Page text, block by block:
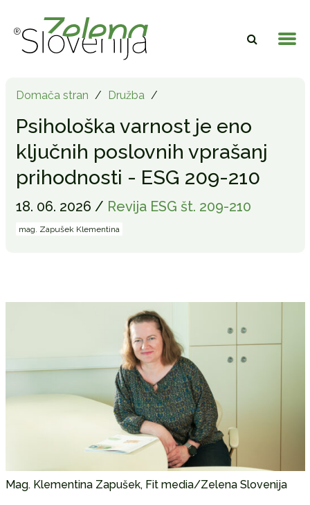
Domača stran / Družba /
Psihološka varnost je eno
ključnih poslovnih vprašanj
prihodnosti - ESG 209-210
18. 06. 2026 / Revija ESG št. 209-210
mag. Zapušek Klementina
Mag. Klementina Zapušek, Fit media/Zelena Slovenija